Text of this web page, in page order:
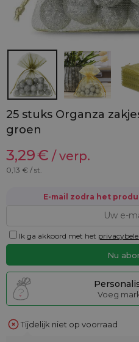
25 stuks Organza
groen
3,29€ / verp.
0,13 € / st.
E-mail zodra het
Ik ga akkoord met het
Voeg
Tijdelijk niet op voorraad